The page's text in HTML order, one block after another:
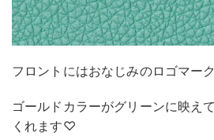
フロントにはおなじみのロゴマーク
ゴールドカラーがグリーンに映え
くれます♡